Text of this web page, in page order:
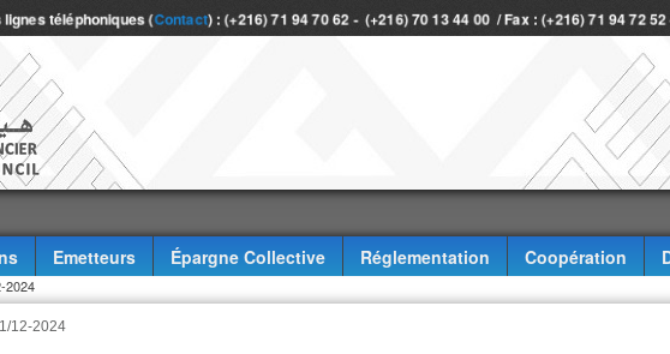
téléphoniques (Contact) : (+216) 71 94 70 62 - (+216) 70 13 44 00 / Fax : (+216) 71 94 72 52
Emetteurs Épargne Collective Réglementation Coopération
2024
12-2024